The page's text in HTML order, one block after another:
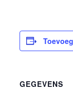
GEGEVENS